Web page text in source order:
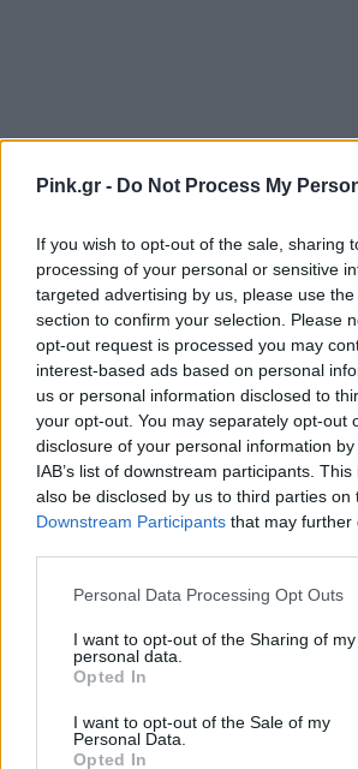
Pink.gr - Do Not Process My
If you wish to opt-out of the sale, sharing
processing of your personal or sensitive
targeted advertising by us, please use
section to confirm your selection. Please
opt-out request is processed you may
interest-based ads based on personal
us or personal information disclosed to
your opt-out. You may separately opt-out
disclosure of your personal information
IAB’s list of downstream participants.
also be disclosed by us to third parties on
Downstream Participants that may further
Personal Data Processing Opt Outs
I want to opt-out of the Sharing of my
personal data.
Opted In
I want to opt-out of the Sale of my
Personal Data.
Opted In
Ακολουθήστε το Pink.gr στο
μάθετε πρώτοι τα πιο hot νέα.
Ακολουθήστε το Pink.gr και